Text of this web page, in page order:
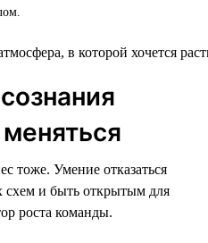
тоже. Умение отказаться
и быть открытым для
роста команды.